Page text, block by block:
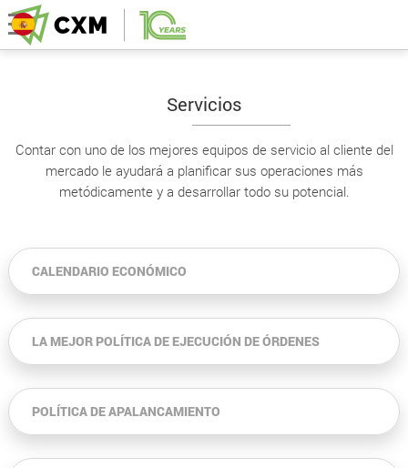
Servicios
Contar con uno de los mejores equipos de servicio al cliente del
mercado le ayudará a planificar sus operaciones más
metódicamente y a desarrollar todo su potencial.
CALENDARIO ECONÓMICO
LA MEJOR POLÍTICA DE EJECUCIÓN DE ÓRDENES
POLÍTICA DE APALANCAMIENTO